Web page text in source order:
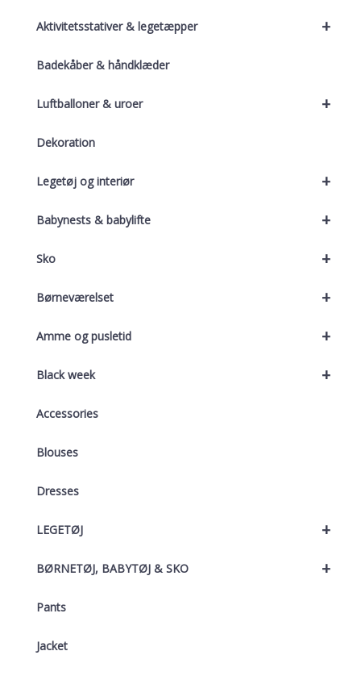
+
Aktivitetsstativer & legetæpper
Badekåber & håndklæder
+
Luftballoner & uroer
Dekoration
+
Legetøj og interiør
+
Babynests & babylifte
+
Sko
+
Børneværelset
+
Amme og pusletid
+
Black week
Accessories
Blouses
Dresses
+
LEGETØJ
+
BØRNETØJ, BABYTØJ & SKO
Pants
Jacket